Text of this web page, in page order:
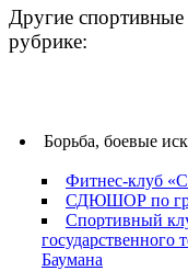
Другие
рубрике:
Борьба, боевые
Фитнес-клуб
СДЮШОР по
Спортивный
государственного
Баумана